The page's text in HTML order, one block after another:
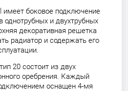
имеет боковое подключение
и двухтрубных
декоративная решетка
радиатор и содержать его
20 состоит из двух
оребрения. Каждый
оснащен 4-мя